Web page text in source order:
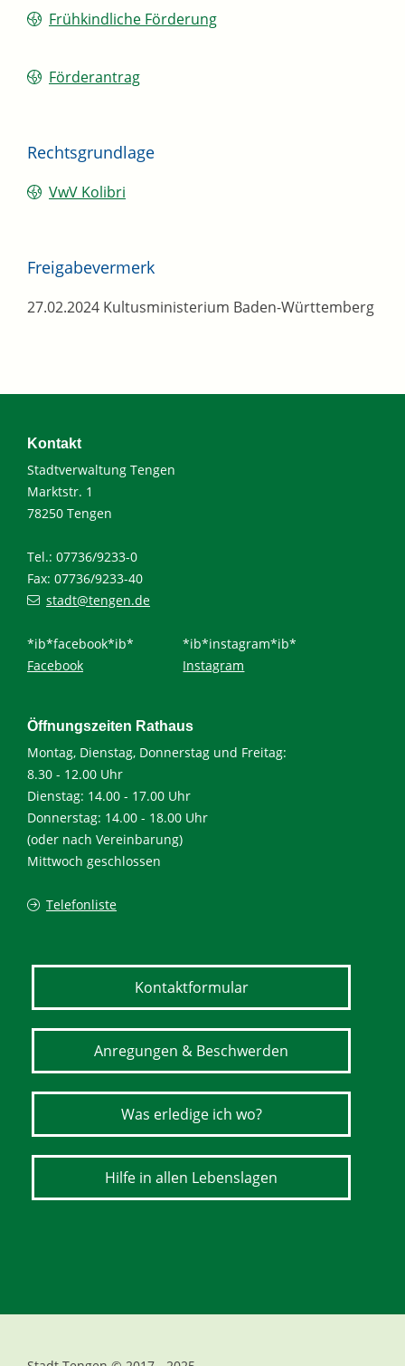
Frühkindliche Förderung
Förderantrag
Rechtsgrundlage
VwV Kolibri
Freigabevermerk
27.02.2024 Kultusministerium Baden-Württemberg
Kontakt
Stadtverwaltung Tengen
Marktstr. 1
78250 Tengen
Tel.: 07736/9233-0
Fax: 07736/9233-40
stadt@tengen.de
*ib*facebook*ib*
Facebook
*ib*instagram*ib*
Instagram
Öffnungszeiten Rathaus
Montag, Dienstag, Donnerstag und Freitag:
8.30 - 12.00 Uhr
Dienstag: 14.00 - 17.00 Uhr
Donnerstag: 14.00 - 18.00 Uhr
(oder nach Vereinbarung)
Mittwoch geschlossen
Telefonliste
Kontaktformular
Anregungen & Beschwerden
Was erledige ich wo?
Hilfe in allen Lebenslagen